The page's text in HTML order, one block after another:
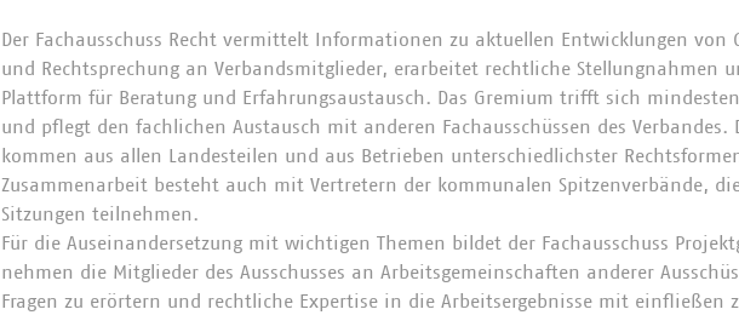
Der Fachausschuss Recht vermittelt Informationen zu aktuellen Entwicklungen von
und Rechtsprechung an Verbandsmitglieder, erarbeitet rechtliche Stellungnahmen
Plattform für Beratung und Erfahrungsaustausch. Das Gremium trifft sich
und pflegt den fachlichen Austausch mit anderen Fachausschüssen des Verbandes.
kommen aus allen Landesteilen und aus Betrieben unterschiedlichster
Zusammenarbeit besteht auch mit Vertretern der kommunalen Spitzenverbände,
Sitzungen teilnehmen.
Für die Auseinandersetzung mit wichtigen Themen bildet der Fachausschuss
nehmen die Mitglieder des Ausschusses an Arbeitsgemeinschaften anderer
Fragen zu erörtern und rechtliche Expertise in die Arbeitsergebnisse mit einfließen